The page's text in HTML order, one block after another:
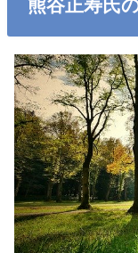
熊谷正寿氏